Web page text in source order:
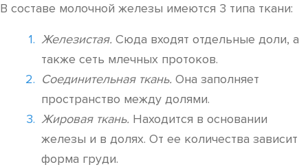
В составе молочной железы имеются 3 типа ткани:
Железистая. Сюда входят отдельные доли, а
также сеть млечных протоков.
Соединительная ткань. Она заполняет
пространство между долями.
Жировая ткань. Находится в основании
железы и в долях. От ее количества зависит
форма груди.